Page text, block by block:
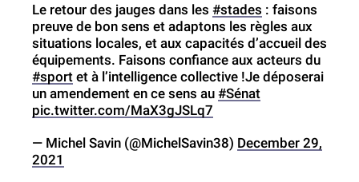
Le retour des jauges dans les #stades : faisons
preuve de bon sens et adaptons les règles aux
situations locales, et aux capacités d’accueil des
équipements. Faisons confiance aux acteurs du
#sport et à l’intelligence collective !Je déposerai
un amendement en ce sens au #Sénat
pic.twitter.com/MaX3gJSLq7
— Michel Savin (@MichelSavin38) December 29,
2021